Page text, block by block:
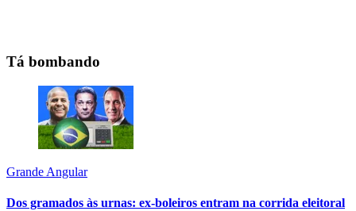
Tá bombando
Grande Angular
Dos gramados às urnas: ex-boleiros entram na corrida eleitoral